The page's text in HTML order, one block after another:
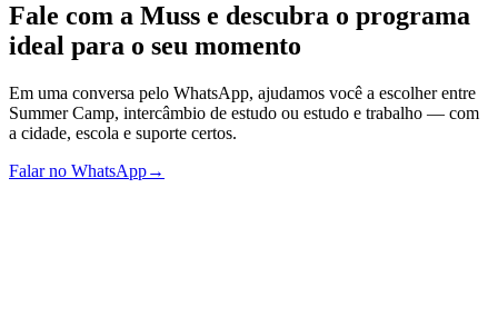
Fale com a Muss e descubra o programa
ideal para o seu momento
Em uma conversa pelo WhatsApp, ajudamos você a escolher entre
Summer Camp, intercâmbio de estudo ou estudo e trabalho — com
a cidade, escola e suporte certos.
Falar no WhatsApp→